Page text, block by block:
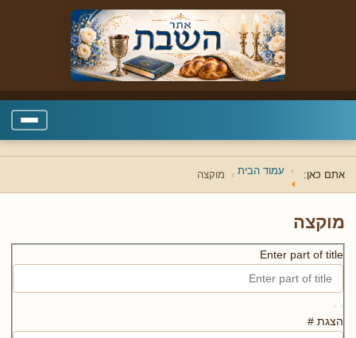
אתם כאן: עמוד הבית מוקצה
מוקצה
Enter part of title
הצגת #